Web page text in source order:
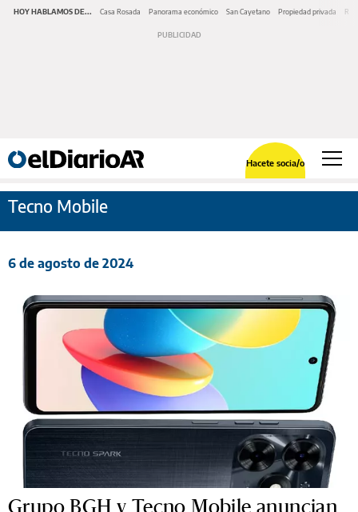
HOY HABLAMOS DE... Casa Rosada Panorama económico San Cayetano Propiedad privada
Hacete socia/o
Tecno Mobile
6 de agosto de 2024
Grupo BGH y Tecno Mobile anuncian